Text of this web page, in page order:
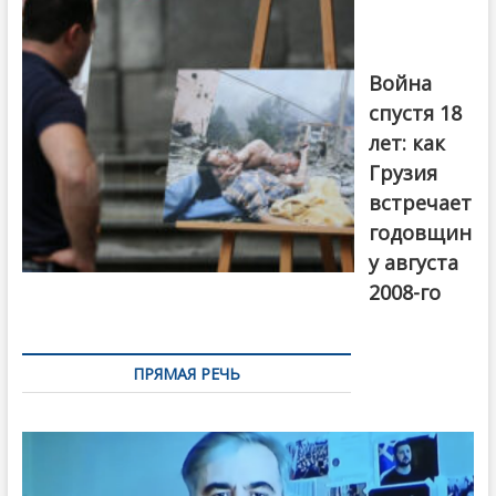
года. Фото:
Первый канал
Война
спустя 18
лет: как
Грузия
встречает
годовщин
у августа
2008-го
ПРЯМАЯ РЕЧЬ